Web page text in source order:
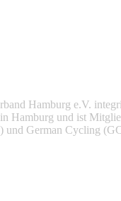
Hamburg e.V.
Hamburg und ist
und German Cycling